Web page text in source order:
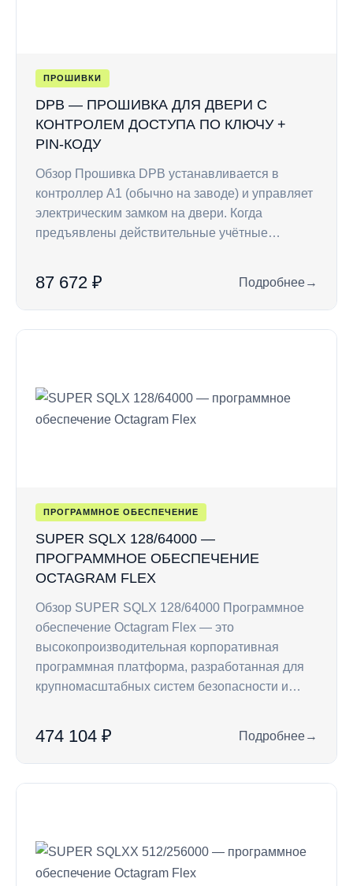
ПРОШИВКИ
DPB — ПРОШИВКА ДЛЯ ДВЕРИ С
КОНТРОЛЕМ ДОСТУПА ПО КЛЮЧУ +
PIN-КОДУ
Обзор Прошивка DPB устанавливается в
контроллер A1 (обычно на заводе) и управляет
электрическим замком на двери. Когда
предъявлены действительные учётные…
87 672 ₽ Подробнее
: DPB — прошивка
→
ПРОГРАММНОЕ ОБЕСПЕЧЕНИЕ
SUPER SQLX 128/64000 —
ПРОГРАММНОЕ ОБЕСПЕЧЕНИЕ
OCTAGRAM FLEX
Обзор SUPER SQLX 128/64000 Программное
обеспечение Octagram Flex — это
высокопроизводительная корпоративная
программная платформа, разработанная для
крупномасштабных систем безопасности и…
474 104 ₽ Подробнее
: SUPER SQLX
→